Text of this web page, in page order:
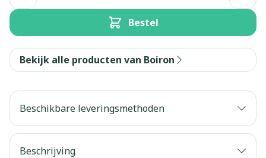
Bestel
Bekijk alle producten van Boiron
Beschikbare leveringsmethoden
Beschrijving